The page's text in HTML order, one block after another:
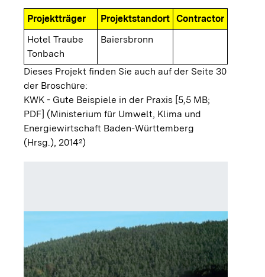
Projektträger Projektstandort Contractor
Hotel Traube
Tonbach
Baiersbronn
Dieses Projekt finden Sie auch auf der Seite 30
der Broschüre:
KWK - Gute Beispiele in der Praxis [5,5 MB;
PDF] (Ministerium für Umwelt, Klima und
Energiewirtschaft Baden-Württemberg
(Hrsg.), 2014²)